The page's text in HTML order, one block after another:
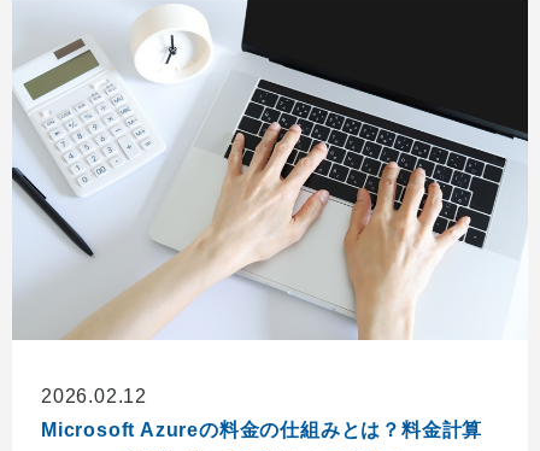
2026.02.12
Microsoft Azureの料金の仕組みとは？料金計算